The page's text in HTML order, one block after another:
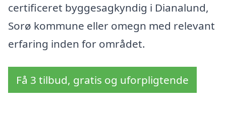
certificeret byggesagkyndig i Dianalund,
Sorø kommune eller omegn med relevant
erfaring inden for området.
Få 3 tilbud, gratis og uforpligtende